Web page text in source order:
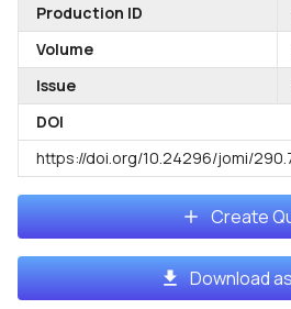
Production ID
Volume
Issue
DOI
https://doi.org/10.24296/jomi/
Create
Download